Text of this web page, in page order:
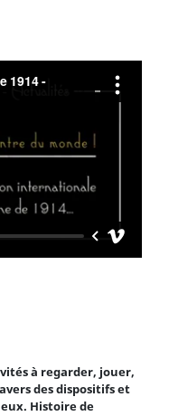
à regarder, jouer,
des dispositifs et
Histoire de